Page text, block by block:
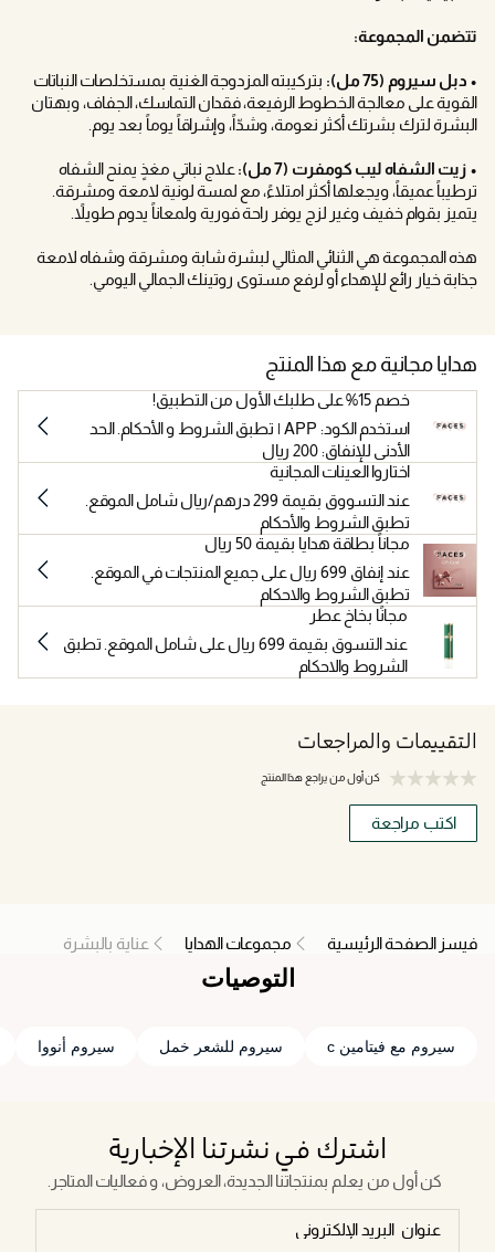
تتضمن المجموعة:
• دبل سيروم (75 مل):
بتركيبته المزدوجة الغنية بمستخلصات النباتات
القوية على معالجة الخطوط الرفيعة، فقدان التماسك، الجفاف، وبهتان
البشرة لترك بشرتك أكثر نعومة، وشدّاً، وإشراقاً يوماً بعد يوم.
• زيت الشفاه ليب كومفرت (7 مل):
علاج نباتي مغذٍ يمنح الشفاه
ترطيباً عميقاً، ويجعلها أكثر امتلاءً، مع لمسة لونية لامعة ومشرقة.
يتميز بقوام خفيف وغير لزج يوفر راحة فورية ولمعاناً يدوم طويلاً.
هذه المجموعة هي الثنائي المثالي لبشرة شابة ومشرقة وشفاه لامعة
جذابة خيار رائع للإهداء أو لرفع مستوى روتينك الجمالي اليومي.
هدايا مجانية مع هذا المنتج
خصم 15% على طلبك الأول من التطبيق!
استخدم الكود: APP | تطبق الشروط و الأحكام. الحد
الأدنى للإنفاق: 200 ريال
اختاروا العينات المجانية
عند التسووق بقيمة 299 درهم/ريال شامل الموقع.
تطبق الشروط والأحكام
مجاناً بطاقة هدايا بقيمة 50 ريال
عند إنفاق 699 ريال على جميع المنتجات في الموقع.
تطبق الشروط والاحكام
مجانًا بخاخ عطر
عند التسوق بقيمة 699 ريال على شامل الموقع. تطبق
الشروط والاحكام
التقييمات والمراجعات
كن أول من يراجع هذا المنتج
اكتب مراجعة
فيسز الصفحة الرئيسية مجموعات الهدايا عناية بالبشرة
التوصيات
سيروم مع فيتامين c سيروم للشعر خمل سيروم أنووا
اشترك في نشرتنا الإخبارية
كن أول من يعلم بمنتجاتنا الجديدة، العروض، و فعاليات المتاجر.